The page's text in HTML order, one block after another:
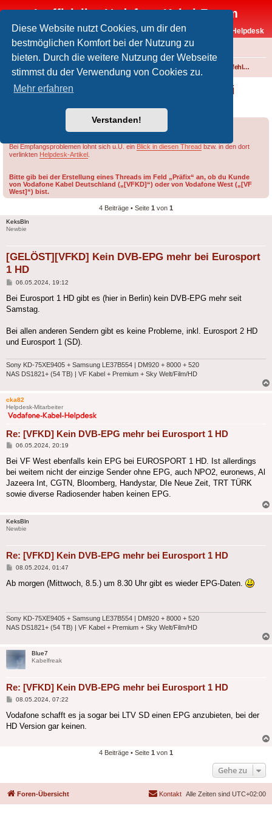
Diese Website nutzt Cookies, um dir den
bestmöglichen Komfort bei der Nutzung zu
bieten. Durch die weitere Nutzung der Webseite
stimmst du der Verwendung von Cookies zu.
Mehr erfahren
Verstanden!
Inoffizielles Vodafone-Kabel-Forum
Vodafone-Kabel-Helpdesk
FAQ
Foren-Übersicht Einspeisefehler und überregionale Störungen
[GELÖST][VFKD] Kein DVB-EPG mehr bei
Bei Empfangsproblemen lohnt sich u.U. ein Blick in diesen Thread bzw. in den dort
verlinkten Helpdesk-Artikel
Bitte gib bei der Erstellung eines Threads im Feld „Präfix“ an, ob du Kunde
von Vodafone Kabel Deutschland („[VFKD]“) oder von Vodafone West („[VF
West]“) bist.
4 Beiträge • Seite 1 von 1
KeksBln
Newbie
[GELÖST][VFKD] Kein DVB-EPG mehr bei Eurosport
1 HD
Beitrag
06.05.2024, 19:12
Bei Eurosport 1 HD gibt es (hier in Berlin) kein DVB-EPG mehr seit
Samstag.
Bei allen anderen Sendern gibt es keine Probleme, inkl. Eurosport 2 HD
und Eurosport 1 (SD).
Sony KD-75XE9405 + Samsung LE37B554 | DM920 + 8000 + 520
NAS DS1821+ (54 TB) | VF Kabel + Premium + Sky Welt/Film/HD
cka82
Helpdesk-Mitarbeiter
Re: [VFKD] Kein DVB-EPG mehr bei Eurosport 1 HD
Beitrag
06.05.2024, 20:19
Bei VF West ebenfalls kein EPG bei EUROSPORT 1 HD. Ist allerdings
bei weitem nicht der einzige Sender ohne EPG, auch NPO2, euronews, Al
Jazeera Int, CGTN, Bloomberg, Handystar, DIe Neue Zeit, TRT TÜRK
sowie diverse Radiosender haben keinen EPG.
KeksBln
Newbie
Re: [VFKD] Kein DVB-EPG mehr bei Eurosport 1 HD
Beitrag
08.05.2024, 01:47
Ab morgen (Mittwoch, 8.5.) um 8.30 Uhr gibt es wieder EPG-Daten.
Sony KD-75XE9405 + Samsung LE37B554 | DM920 + 8000 + 520
NAS DS1821+ (54 TB) | VF Kabel + Premium + Sky Welt/Film/HD
Blue7
Kabelfreak
Re: [VFKD] Kein DVB-EPG mehr bei Eurosport 1 HD
Beitrag
08.05.2024, 07:22
Vodafone schafft es ja sogar bei LTV SD einen EPG anzubieten, bei der
HD Version gar keinen.
4 Beiträge • Seite 1 von 1
Gehe zu
Foren-Übersicht Alle Zeiten sind UTC+02:00
Kontakt